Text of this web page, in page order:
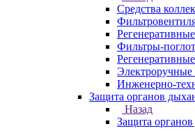
Средства
Фильтры-
Электроручные
Инженерно-
Защита органов
Назад
Защита